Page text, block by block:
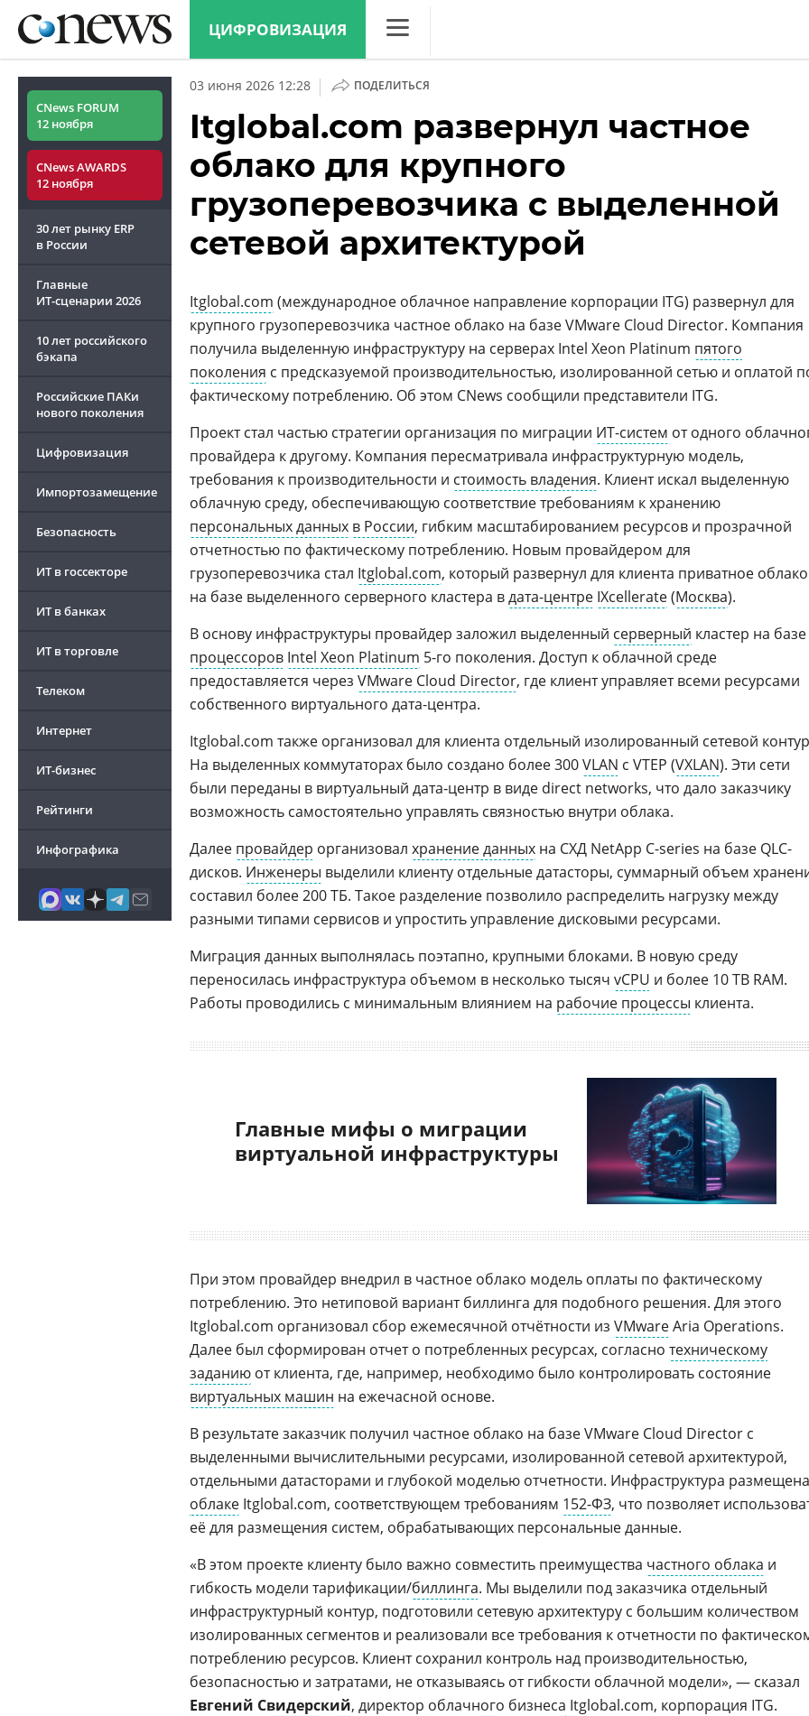
ЦИФРОВИЗАЦИЯ
Конференции
Маркет
Техника
ТВ
CNews FORUM
12 ноября
CNews AWARDS
12 ноября
30 лет рынку ERP
в России
Главные
ИТ-сценарии 2026
10 лет российского
бэкапа
Российские ПАКи
нового поколения
Цифровизация
Импортозамещение
Безопасность
ИТ в госсекторе
ИТ в банках
ИТ в торговле
Телеком
Интернет
ИТ-бизнес
Рейтинги
Инфографика
03 июня 2026 12:28 | ПОДЕЛИТЬСЯ
Itglobal.com развернул частное
облако для крупного
грузоперевозчика с выделенной
сетевой архитектурой
Itglobal.com (международное облачное направление корпорации ITG) развернул для
крупного грузоперевозчика частное облако на базе VMware Cloud Director. Компания
получила выделенную инфраструктуру на серверах Intel Xeon Platinum пятого
поколения с предсказуемой производительностью, изолированной сетью и оплатой
фактическому потреблению. Об этом CNews сообщили представители ITG.
Проект стал частью стратегии организация по миграции ИТ-систем от одного
провайдера к другому. Компания пересматривала инфраструктурную модель,
требования к производительности и стоимость владения. Клиент искал выделенную
облачную среду, обеспечивающую соответствие требованиям к хранению
персональных данных в России, гибким масштабированием ресурсов и прозрачной
отчетностью по фактическому потреблению. Новым провайдером для
грузоперевозчика стал Itglobal.com, который развернул для клиента приватное облако
на базе выделенного серверного кластера вдата-центре IXcellerate(Москва).
В основу инфраструктуры провайдер заложил выделенный серверный кластер на базе
процессоров Intel Xeon Platinum 5-го поколения. Доступ к облачной среде
предоставляется через VMware Cloud Director, где клиент управляет всеми ресурсами
собственного виртуального дата-центра.
Itglobal.com также организовал для клиента отдельный изолированный сетевой
На выделенных коммутаторах было создано более 300VLAN с VTEP (VXLAN). Эти сети
были переданы в виртуальный дата‑центр в виде direct networks, что дало заказчику
возможность самостоятельно управлять связностью внутри облака.
Далее провайдер организовал хранение данных на СХД NetApp C-series на базе QLC-
дисков. Инженеры выделили клиенту отдельные датасторы, суммарный объем
составил более 200 ТБ. Такое разделение позволило распределить нагрузку между
разными типами сервисов и упростить управление дисковыми ресурсами.
Миграция данных выполнялась поэтапно, крупными блоками. В новую среду
переносилась инфраструктура объемом в несколько тысяч vCPU и более 10 TB RAM.
Работы проводились с минимальным влиянием на рабочие процессы клиента.
Главные мифы о миграции
виртуальной инфраструктуры
При этом провайдер внедрил в частное облако модель оплаты по фактическому
потреблению. Это нетиповой вариант биллинга для подобного решения. Для этого
Itglobal.com организовал сбор ежемесячной отчётности из VMwareAria Operations.
Далее был сформирован отчет о потребленных ресурсах, согласно техническому
заданию от клиента, где, например, необходимо было контролировать состояние
виртуальных машин на ежечасной основе.
В результате заказчик получил частное облако на базе VMware Cloud Director с
выделенными вычислительными ресурсами, изолированной сетевой архитектурой,
отдельными датасторами и глубокой моделью отчетности. Инфраструктура
облаке Itglobal.com, соответствующем требованиям 152-ФЗ, что позволяет
её для размещения систем, обрабатывающих персональные данные.
«В этом проекте клиенту было важно совместить преимущества частного облака и
гибкость модели тарификации/биллинга. Мы выделили под заказчика отдельный
инфраструктурный контур, подготовили сетевую архитектуру с большим количеством
изолированных сегментов и реализовали все требования к отчетности по
потреблению ресурсов. Клиент сохранил контроль над производительностью,
безопасностью и затратами, не отказываясь от гибкости облачной модели», — сказал
Евгений Свидерский, директор облачного бизнеса Itglobal.com, корпорация ITG.